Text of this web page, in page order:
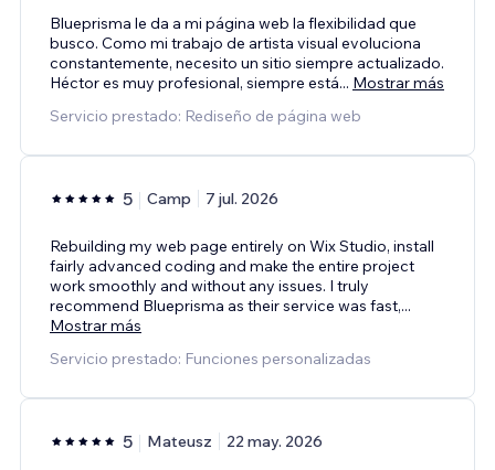
Blueprisma le da a mi página web la flexibilidad que
busco. Como mi trabajo de artista visual evoluciona
constantemente, necesito un sitio siempre actualizado.
Héctor es muy profesional, siempre está... Mostrar más
Servicio prestado: Rediseño de página web
5 Camp 7 jul. 2026
Rebuilding my web page entirely on Wix Studio, install
fairly advanced coding and make the entire project
work smoothly and without any issues. I truly
recommend Blueprisma as their service was fast,...
Mostrar más
Servicio prestado: Funciones personalizadas
5 Mateusz 22 may. 2026